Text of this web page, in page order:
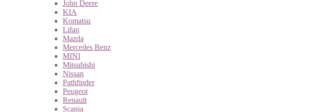
John Deere
KIA
Komatsu
Lifan
Mazda
Mercedes Benz
MINI
Mitsubishi
Nissan
Pathfinder
Peugeot
Renault
Scania